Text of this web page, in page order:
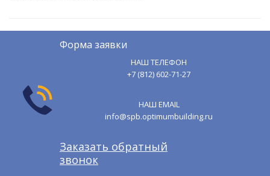
Форма заявки
НАШ ТЕЛЕФОН
+7 (812) 602-71-27
НАШ EMAIL
info@spb.optimumbuilding.ru
Заказать обратный
звонок